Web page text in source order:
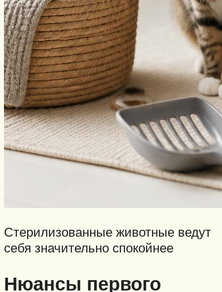
Стерилизованные животные ведут
себя значительно спокойнее
Нюансы первого